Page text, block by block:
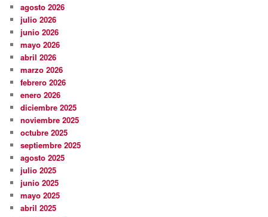
agosto 2026
julio 2026
junio 2026
mayo 2026
abril 2026
marzo 2026
febrero 2026
enero 2026
diciembre 2025
noviembre 2025
octubre 2025
septiembre 2025
agosto 2025
julio 2025
junio 2025
mayo 2025
abril 2025